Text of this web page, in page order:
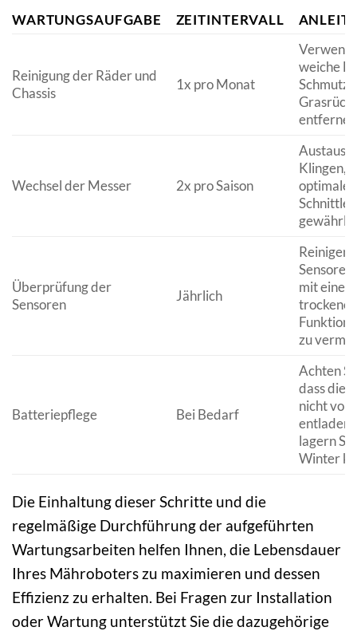
WARTUNGSAUFGABE ZEITINTERVALL
Reinigung der Räder und
Chassis
1x pro Monat
weiche
Schmutz
Wechsel der Messer 2x pro Saison
Klingen,
optimale
Überprüfung der
Sensoren
Jährlich
Reinigen
mit einem
zu
Batteriepflege Bei Bedarf
Achten
dass die
nicht
entladen
lagern
Winter
Die Einhaltung dieser Schritte und die
regelmäßige Durchführung der aufgeführten
Wartungsarbeiten helfen Ihnen, die Lebensdauer
Ihres Mähroboters zu maximieren und dessen
Effizienz zu erhalten. Bei Fragen zur Installation
oder Wartung unterstützt Sie die dazugehörige